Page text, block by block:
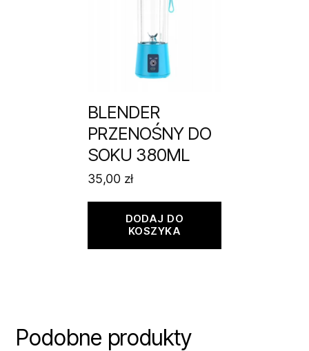
BLENDER
PRZENOŚNY DO
SOKU 380ML
35,00 zł
DODAJ DO
KOSZYKA
Podobne produkty